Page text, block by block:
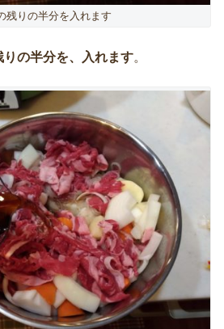
残りの半分を入れます
の半分を、入れます。